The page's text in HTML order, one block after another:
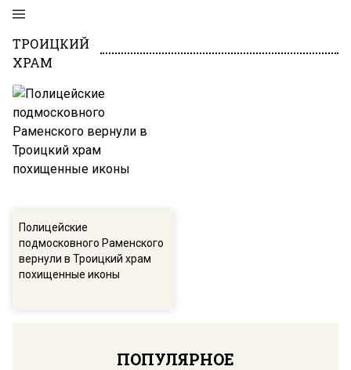
ТРОИЦКИЙ
ХРАМ
Полицейские
подмосковного Раменского
вернули в Троицкий храм
похищенные иконы
ПОПУЛЯРНОЕ